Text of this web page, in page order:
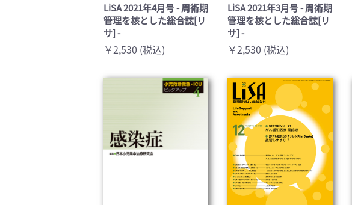
LiSA 2021年4月号 - 周術期
管理を核とした総合誌[リ
サ] -
￥2,530 (税込)
LiSA 2021年3月号 - 周術期
管理を核とした総合誌[リ
サ] -
￥2,530 (税込)